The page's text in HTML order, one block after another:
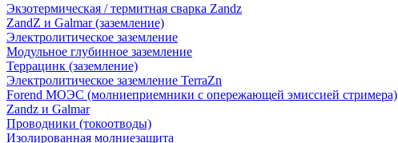
Экзотермическая / термитная сварка Zandz
ZandZ и Galmar (заземление)
Электролитическое заземление
Модульное глубинное заземление
Террацинк (заземление)
Электролитическое заземление TerraZn
Forend МОЭС (молниеприемники с опережающей эмиссией стримера)
Zandz и Galmar
Проводники (токоотводы)
Изолированная молниезащита